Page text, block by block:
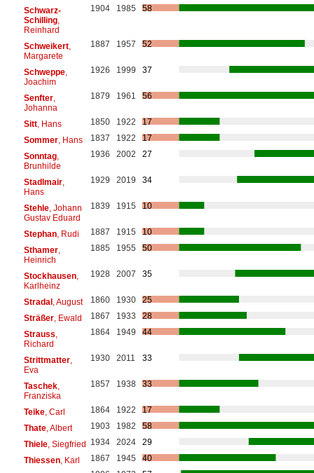
Schwarz-
Schilling,
Reinhard
1904 1985 58
Schweikert,
Margarete
1887 1957 52
Schweppe,
Joachim
1926 1999 37
Senfter,
Johanna
1879 1961 56
Sitt, Hans 1850 1922
17
Sommer, Hans 1837 1922
17
Sonntag,
Brunhilde
1936 2002 27
Stadlmair,
Hans
1929 2019 34
Stehle, Johann
Gustav Eduard
1839 1915 10
Stephan, Rudi 1887 1915
10
Sthamer,
Heinrich
1885 1955 50
Stockhausen,
Karlheinz
1928 2007 35
Stradal, August 1860 1930
25
Sträßer, Ewald 1867 1933
28
Strauss
Richard
1864 1949 44
Strittmatter,
Eva
1930 2011 33
Taschek,
Franziska
1857 1938 33
Teike, Carl 1864 1922
17
Thate, Albert 1903 1982
58
Thiele, Siegfried 1934 2024
29
Thiessen, Karl 1867 1945
40